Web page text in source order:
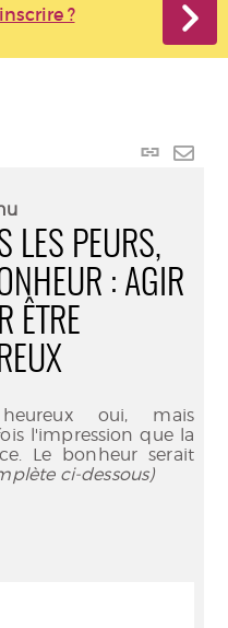
?
Lien
LES PEURS,
: AGIR
ÊTRE
oui, mais
l'impression que la
Le bonheur serait
ci-dessous)